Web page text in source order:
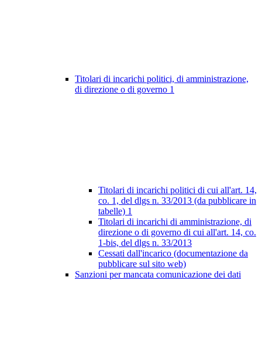
Titolari di incarichi politici, di amministrazione,
di direzione o di governo 1
Titolari di incarichi politici di cui all'art. 14,
co. 1, del dlgs n. 33/2013 (da pubblicare in
tabelle) 1
Titolari di incarichi di amministrazione, di
direzione o di governo di cui all'art. 14, co.
1-bis, del dlgs n. 33/2013
Cessati dall'incarico (documentazione da
pubblicare sul sito web)
Sanzioni per mancata comunicazione dei dati